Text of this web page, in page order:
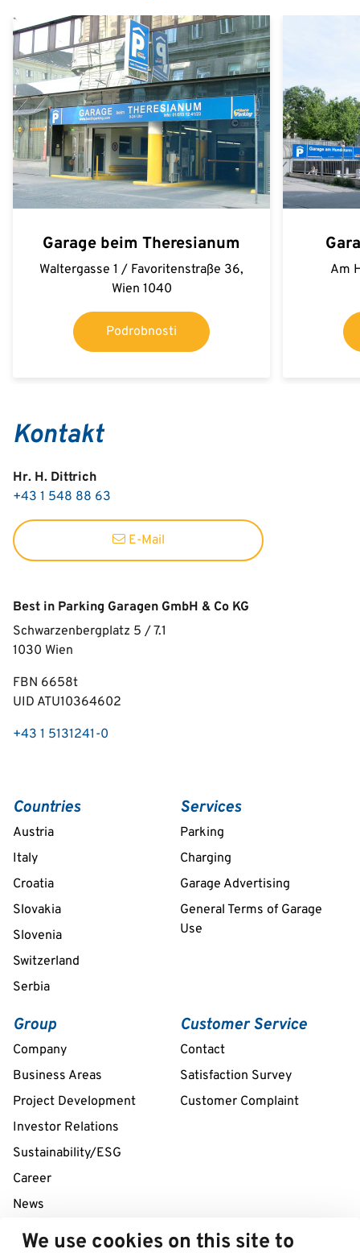
Garage beim Theresianum
Waltergasse 1 / Favoritenstraße 36,
Wien 1040
Podrobnosti
Am
Kontakt
Hr. H. Dittrich
+43 1 548 88 63
E-Mail
Best in Parking Garagen GmbH & Co KG
Schwarzenbergplatz 5 / 7.1
1030 Wien
FBN 6658t
UID ATU10364602
+43 1 5131241-0
Countries
Austria
Italy
Croatia
Slovakia
Slovenia
Switzerland
Serbia
Services
Parking
Charging
Garage Advertising
General Terms of Garage
Use
Group
Company
Business Areas
Project Development
Investor Relations
Sustainability/ESG
Career
News
Customer Service
Contact
Satisfaction Survey
Customer Complaint
We use cookies on this site to